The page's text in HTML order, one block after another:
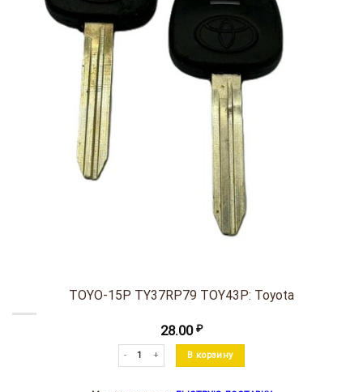
TOYO-15P TY37RP79 TOY43P: Toyota
28.00 ₽
Количество товара TOYO-15P TY37RP79 TOY43P: Toyota
В корзину